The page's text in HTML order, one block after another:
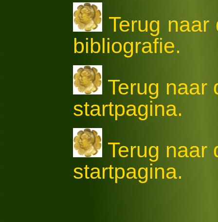
Terug
bibliografie.
Terug naar
startpagina.
Terug naar
startpagina.